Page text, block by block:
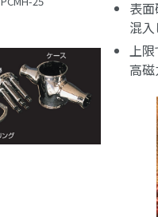
表
混入
上限
高磁